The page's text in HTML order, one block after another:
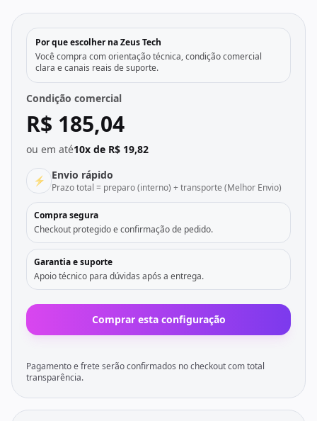
Por que escolher na Zeus Tech
Você compra com orientação técnica, condição comercial
clara e canais reais de suporte.
Condição comercial
R$ 185,04
ou em até10x de R$ 19,82
⚡ Envio rápido
Prazo total = preparo (interno) + transporte (Melhor Envio)
Compra segura
Checkout protegido e confirmação de pedido.
Garantia e suporte
Apoio técnico para dúvidas após a entrega.
Comprar esta configuração
Pagamento e frete serão confirmados no checkout com total
transparência.